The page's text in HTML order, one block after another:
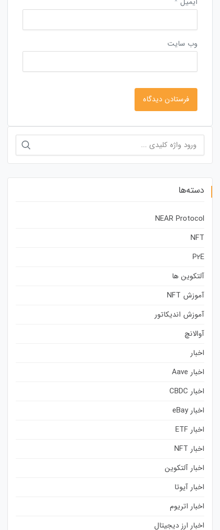
وب‌ سایت
برای:
دسته‌ها
NEAR Protocol
NFT
P2E
آلتکوین ها
آموزش NFT
آموزش اندیکاتور
آوالانچ
اخبار
اخبار Aave
اخبار CBDC
اخبار eBay
اخبار ETF
اخبار NFT
اخبار آلتکوین
اخبار آیوتا
اخبار اتریوم
اخبار ارز دیجیتال